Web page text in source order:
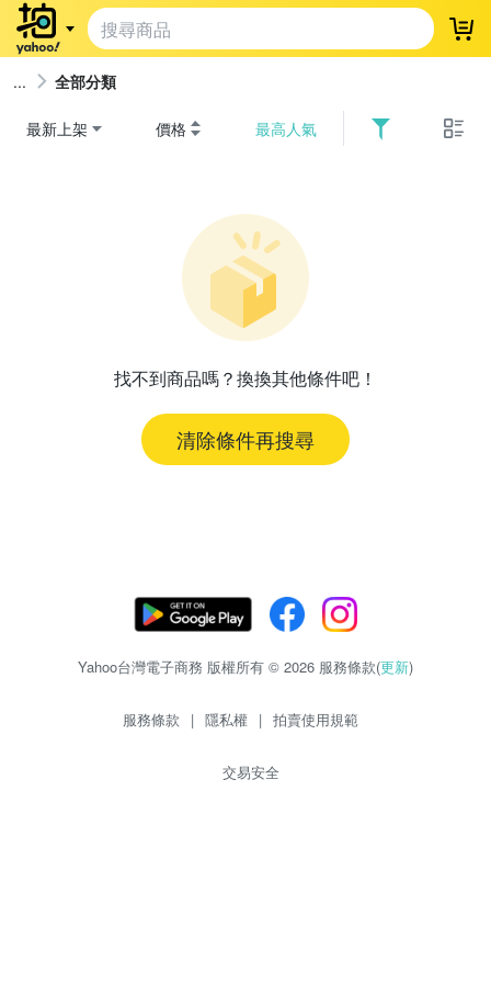
登
全部分類
最新上架 價格 最高人氣
找不到商品嗎？換換其他條件吧！
清除條件再搜尋
Yahoo台灣電子商務 版權所有 © 2026 服務條款(更新)
服務條款 | 隱私權 | 拍賣使用規範
交易安全